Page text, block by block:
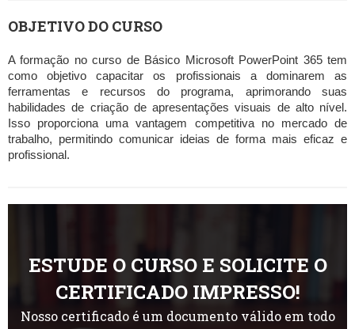
OBJETIVO DO CURSO
A formação no curso de Básico Microsoft PowerPoint 365 tem
como objetivo capacitar os profissionais a dominarem as
ferramentas e recursos do programa, aprimorando suas
habilidades de criação de apresentações visuais de alto nível.
Isso proporciona uma vantagem competitiva no mercado de
trabalho, permitindo comunicar ideias de forma mais eficaz e
profissional.
ESTUDE O CURSO E SOLICITE O
CERTIFICADO IMPRESSO!
Nosso certificado é um documento válido em todo